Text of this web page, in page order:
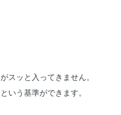
スッと入ってきません。
いう基準ができます。